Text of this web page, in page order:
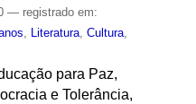
— registrado em:
, Literatura, Cultura,
para Paz,
e Tolerância,